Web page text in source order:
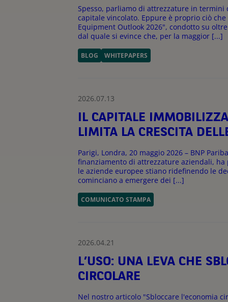
Spesso, parliamo di attrezzature in
capitale vincolato. Eppure è proprio ciò
Equipment Outlook 2026", condotto su
dal quale si evince che, per la maggior [...]
BLOG WHITEPAPERS
2026.07.13
IL CAPITALE
LIMITA LA CRESCITA
Parigi, Londra, 20 maggio 2026 – BNP
finanziamento di attrezzature aziendali,
le aziende europee stiano ridefinendo le
cominciano a emergere dei [...]
COMUNICATO STAMPA
2026.04.21
L’USO: UNA LEVA CHE
CIRCOLARE
Nel nostro articolo "Sbloccare l'economia